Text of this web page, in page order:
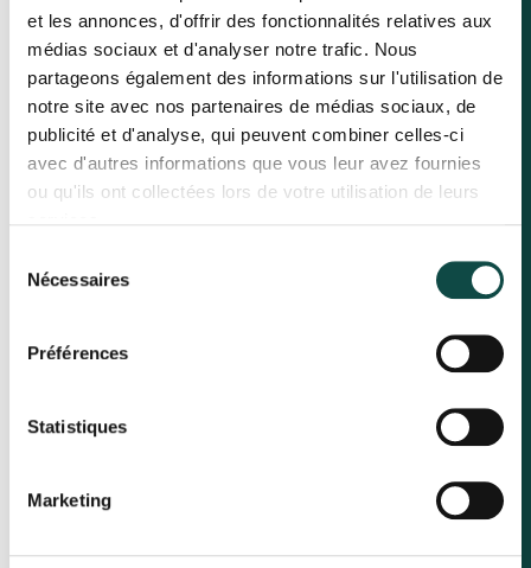
et les annonces, d'offrir des fonctionnalités relatives aux
médias sociaux et d'analyser notre trafic. Nous
partageons également des informations sur l'utilisation de
notre site avec nos partenaires de médias sociaux, de
publicité et d'analyse, qui peuvent combiner celles-ci
avec d'autres informations que vous leur avez fournies
ou qu'ils ont collectées lors de votre utilisation de leurs
Nécessaires
Préférences
Statistiques
Marketing